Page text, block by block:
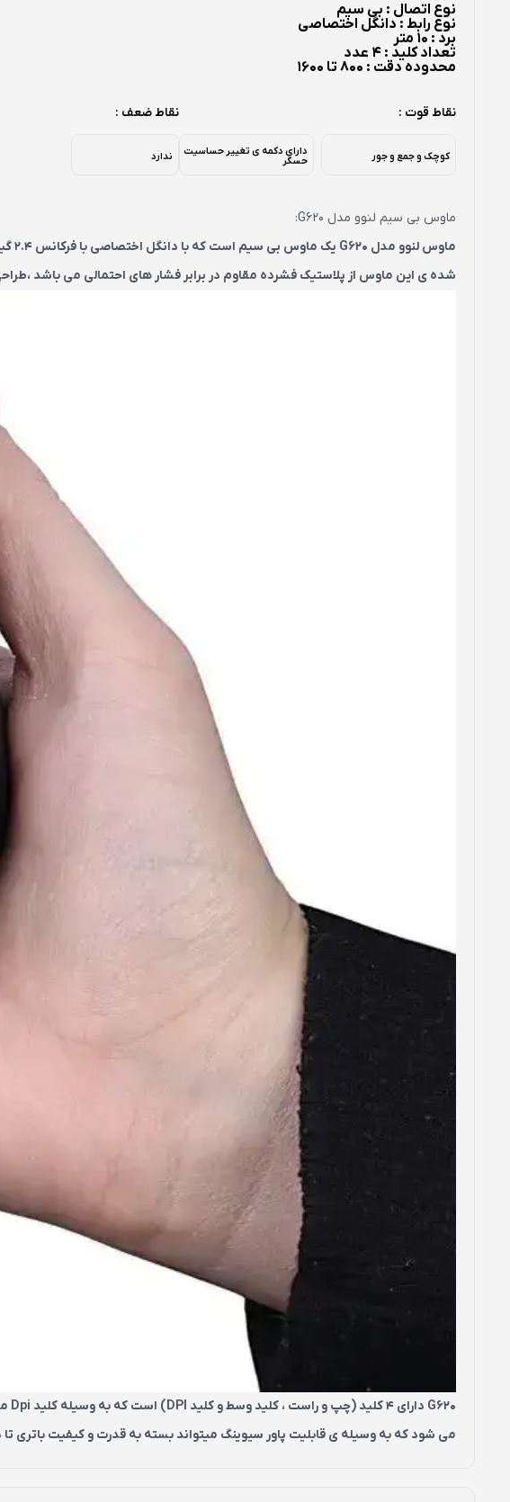
نوع اتصال : بی سیم
نوع رابط : دانگل اختصاصی
برد : 10 متر
تعداد کلید : 4 عدد
محدوده دقت : 800 تا 1600
نقاط قوت :
کوچک و جمع و جور دارای دکمه ی تغییر حساسیت
حسگر
نقاط ضعف :
ندارد
ماوس بی سیم لنوو مدل G620:
شده ی این ماوس از پلاستیک فشرده مقاوم در برابر فشار های احتمالی می باشد
می شود که به وسیله ی قابلیت پاور سیوینگ میتواند بسته به قدرت و کیفیت باتری تا 180 روز و بیشتر بدون تعویض باتری استفاده شود.